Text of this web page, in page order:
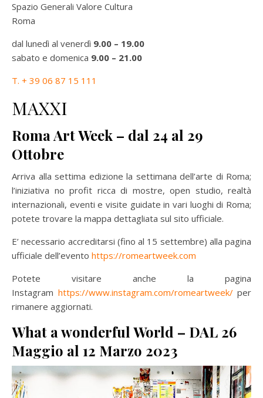
Spazio Generali Valore Cultura
Roma
dal lunedì al venerdì 9.00 – 19.00
sabato e domenica 9.00 – 21.00
T. + 39 06 87 15 111
MAXXI
Roma Art Week – dal 24 al 29
Ottobre
Arriva alla settima edizione la settimana dell’arte di Roma;
l’iniziativa no profit ricca di mostre, open studio, realtà
internazionali, eventi e visite guidate in vari luoghi di Roma;
potete trovare la mappa dettagliata sul sito ufficiale.
E’ necessario accreditarsi (fino al 15 settembre) alla pagina
ufficiale dell’evento https://romeartweek.com
Potete visitare anche la pagina
Instagram https://www.instagram.com/romeartweek/per
rimanere aggiornati.
What a wonderful World – DAL 26
Maggio al 12 Marzo 2023